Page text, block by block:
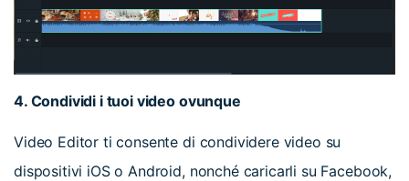
4. Condividi i tuoi video ovunque
Video Editor ti consente di condividere video su
dispositivi iOS o Android, nonché caricarli su Facebook,